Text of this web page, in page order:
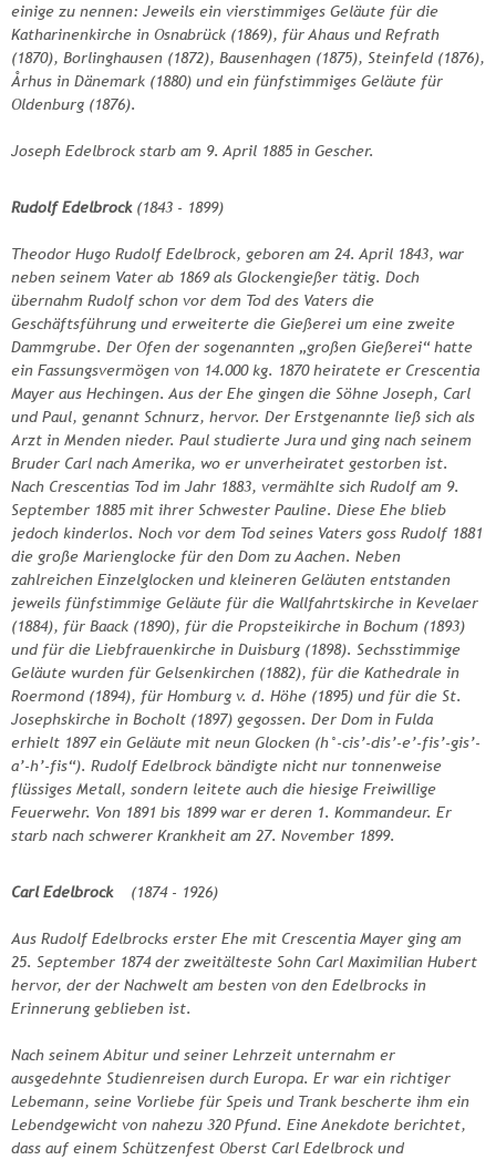
einige zu nennen: Jeweils ein vierstimmiges Geläute für die
Katharinenkirche in Osnabrück (1869), für Ahaus und Refrath
(1870), Borlinghausen (1872), Bausenhagen (1875), Steinfeld (1876),
Århus in Dänemark (1880) und ein fünfstimmiges Geläute für
Oldenburg (1876).
Joseph Edelbrock starb am 9. April 1885 in Gescher.
Rudolf Edelbrock(1843 - 1899)
Theodor Hugo Rudolf Edelbrock, geboren am 24. April 1843, war
neben seinem Vater ab 1869 als Glockengießer tätig. Doch
übernahm Rudolf schon vor dem Tod des Vaters die
Geschäftsführung und erweiterte die Gießerei um eine zweite
Dammgrube. Der Ofen der sogenannten „großen Gießerei“ hatte
ein Fassungsvermögen von 14.000 kg. 1870 heiratete er Crescentia
Mayer aus Hechingen. Aus der Ehe gingen die Söhne Joseph, Carl
und Paul, genannt Schnurz, hervor. Der Erstgenannte ließ sich als
Arzt in Menden nieder. Paul studierte Jura und ging nach seinem
Bruder Carl nach Amerika, wo er unverheiratet gestorben ist.
Nach Crescentias Tod im Jahr 1883, vermählte sich Rudolf am 9.
September 1885 mit ihrer Schwester Pauline. Diese Ehe blieb
jedoch kinderlos. Noch vor dem Tod seines Vaters goss Rudolf 1881
die große Marienglocke für den Dom zu Aachen. Neben
zahlreichen Einzelglocken und kleineren Geläuten entstanden
jeweils fünfstimmige Geläute für die Wallfahrtskirche in Kevelaer
(1884), für Baack (1890), für die Propsteikirche in Bochum (1893)
und für die Liebfrauenkirche in Duisburg (1898). Sechsstimmige
Geläute wurden für Gelsenkirchen (1882), für die Kathedrale in
Roermond (1894), für Homburg v. d. Höhe (1895) und für die St.
Josephskirche in Bocholt (1897) gegossen. Der Dom in Fulda
erhielt 1897 ein Geläute mit neun Glocken (h°-cis’-dis’-e’-fis’-gis’-
a’-h’-fis“). Rudolf Edelbrock bändigte nicht nur tonnenweise
flüssiges Metall, sondern leitete auch die hiesige Freiwillige
Feuerwehr. Von 1891 bis 1899 war er deren 1. Kommandeur. Er
starb nach schwerer Krankheit am 27. November 1899.
Carl Edelbrock(1874 - 1926)
Aus Rudolf Edelbrocks erster Ehe mit Crescentia Mayer ging am
25. September 1874 der zweitälteste Sohn Carl Maximilian Hubert
hervor, der der Nachwelt am besten von den Edelbrocks in
Erinnerung geblieben ist.
Nach seinem Abitur und seiner Lehrzeit unternahm er
ausgedehnte Studienreisen durch Europa. Er war ein richtiger
Lebemann, seine Vorliebe für Speis und Trank bescherte ihm ein
Lebendgewicht von nahezu 320 Pfund. Eine Anekdote berichtet,
dass auf einem Schützenfest Oberst Carl Edelbrock und